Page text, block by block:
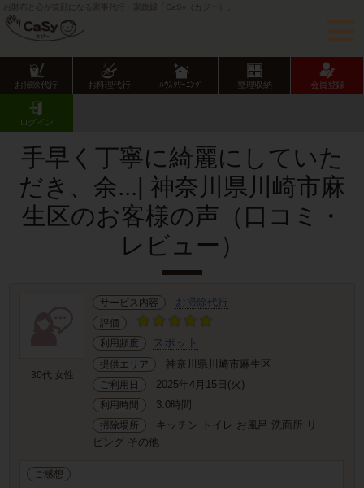
お財布と心が笑顔になる家事代行・家政婦「CaSy（カジー）」
お掃除代行 お料理代行 ﾊｳｽｸﾘｰﾆﾝｸﾞ 整理収納 会員登録
ログイン
CaSy TOP
お客様の声･口コミ詳細
手早く丁寧に綺麗にしていた
だき、余...| 神奈川県川崎市麻
生区のお客様の声（口コミ・
レビュー）
30代 女性
サービス内容 お掃除代行
評価
利用頻度
スポット
提供エリア 神奈川県川崎市麻生区
ご利用日 2025年4月15日(火)
利用時間 3.0時間
掃除場所
キッチン トイレ お風呂 洗面所 リ
ビング その他
ご感想